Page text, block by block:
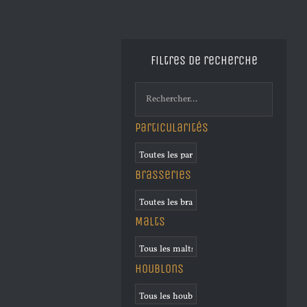
Filtres de recherche
Particularités
Brasseries
Malts
Houblons